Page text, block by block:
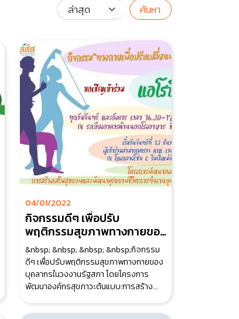
ค้นหา
04/01/2022
กิจกรรมดีๆ เพื่อปรับ
พฤติกรรมสุขภาพทางกายของ
บุคลากรในวงงานรัฐสภา
&nbsp; &nbsp; &nbsp; &nbsp;กิจกรรม
ดีๆ เพื่อปรับพฤติกรรมสุขภาพทางกายของ
บุคลากรในวงงานรัฐสภา โดยโครงการ
พัฒนาองค์กรสุขภาวะต้นแบบ:การสร้าง